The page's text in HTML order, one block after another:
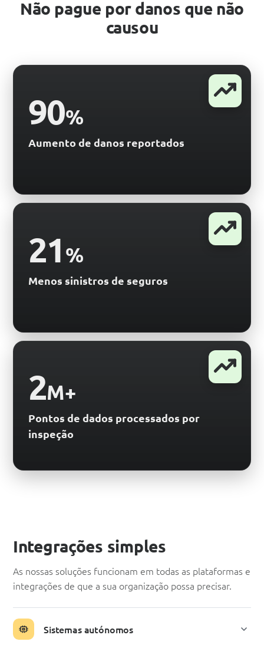
Não pague por danos que não
causou
90%
Aumento de danos reportados
21 %
Menos sinistros de seguros
2M+
Pontos de dados processados por
inspeção
Integrações simples
As nossas soluções funcionam em todas as plataformas e
integrações de que a sua organização possa precisar.
Sistemas autónomos